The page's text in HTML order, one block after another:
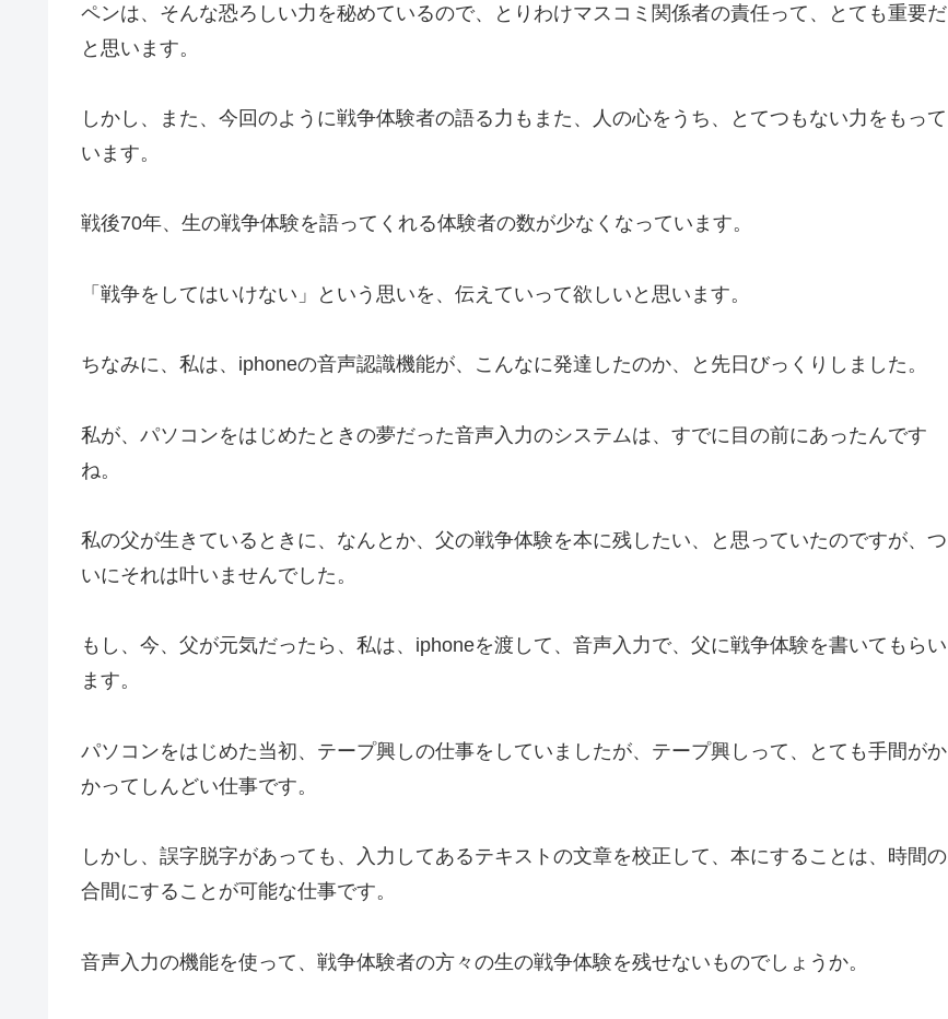
ペンは、そんな恐ろしい力を秘めているので、とりわけマスコミ関係者の責任って、とても重要だ
と思います。
しかし、また、今回のように戦争体験者の語る力もまた、人の心をうち、とてつもない力をもって
います。
戦後70年、生の戦争体験を語ってくれる体験者の数が少なくなっています。
「戦争をしてはいけない」という思いを、伝えていって欲しいと思います。
ちなみに、私は、iphoneの音声認識機能が、こんなに発達したのか、と先日びっくりしました。
私が、パソコンをはじめたときの夢だった音声入力のシステムは、すでに目の前にあったんです
ね。
私の父が生きているときに、なんとか、父の戦争体験を本に残したい、と思っていたのですが、つ
いにそれは叶いませんでした。
もし、今、父が元気だったら、私は、iphoneを渡して、音声入力で、父に戦争体験を書いてもらい
ます。
パソコンをはじめた当初、テープ興しの仕事をしていましたが、テープ興しって、とても手間がか
かってしんどい仕事です。
しかし、誤字脱字があっても、入力してあるテキストの文章を校正して、本にすることは、時間の
合間にすることが可能な仕事です。
音声入力の機能を使って、戦争体験者の方々の生の戦争体験を残せないものでしょうか。